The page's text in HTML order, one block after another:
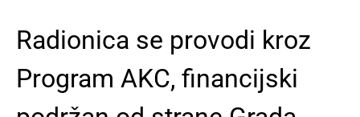
Radionica se provodi kroz
Program AKC, financijski